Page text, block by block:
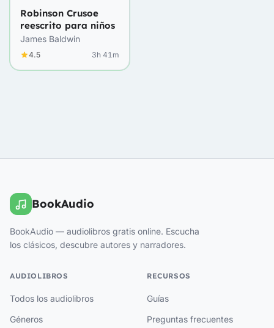
Robinson Crusoe
reescrito para niños
James Baldwin
4.5 3h 41m
BookAudio
BookAudio — audiolibros gratis online. Escucha
los clásicos, descubre autores y narradores.
AUDIOLIBROS
Todos los audiolibros
Géneros
RECURSOS
Guías
Preguntas frecuentes